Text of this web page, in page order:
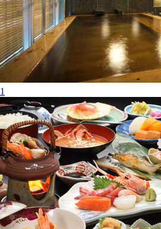
1